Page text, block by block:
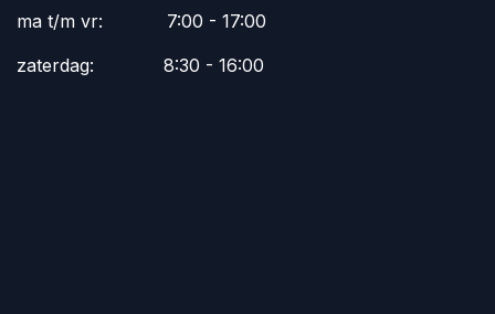
ma t/m vr:
​7:00 - 17:00
zaterdag:
​8:30 - 16:00